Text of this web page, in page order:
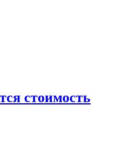
стоимость